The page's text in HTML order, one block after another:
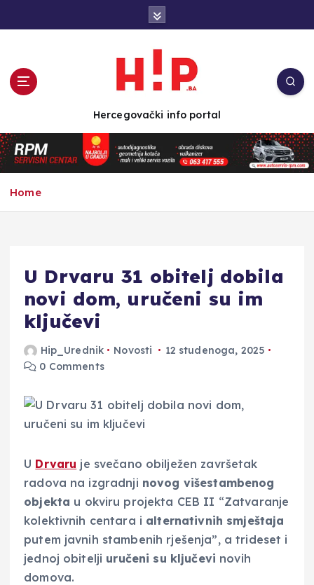
n
t
e
Hercegovački info portal
Home
U Drvaru 31 obitelj dobila
novi dom, uručeni su im
ključevi
Hip_Urednik Novosti
12 studenoga, 2025
0 Comments
U Drvaru je svečano obilježen završetak
radova na izgradnji novog višestambenog
objekta u okviru projekta CEB II “Zatvaranje
kolektivnih centara i alternativnih smještaja
putem javnih stambenih rješenja”, a trideset i
jednoj obitelji uručeni su ključevi novih
domova.